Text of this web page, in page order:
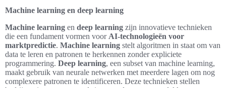
Machine learning en deep learning
Machine learning en deep learning zijn innovatieve technieken
die een fundament vormen voor AI-technologieën voor
marktpredictie. Machine learning stelt algoritmen in staat om van
data te leren en patronen te herkennen zonder expliciete
programmering. Deep learning, een subset van machine learning,
maakt gebruik van neurale netwerken met meerdere lagen om nog
complexere patronen te identificeren. Deze technieken stellen